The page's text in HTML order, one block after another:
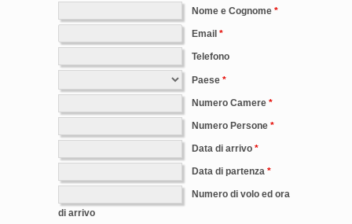
Nome e Cognome
Email
Telefono
Paese
Numero Camere
Numero Persone
Data di arrivo
Data di partenza
Numero di volo ed ora
di arrivo